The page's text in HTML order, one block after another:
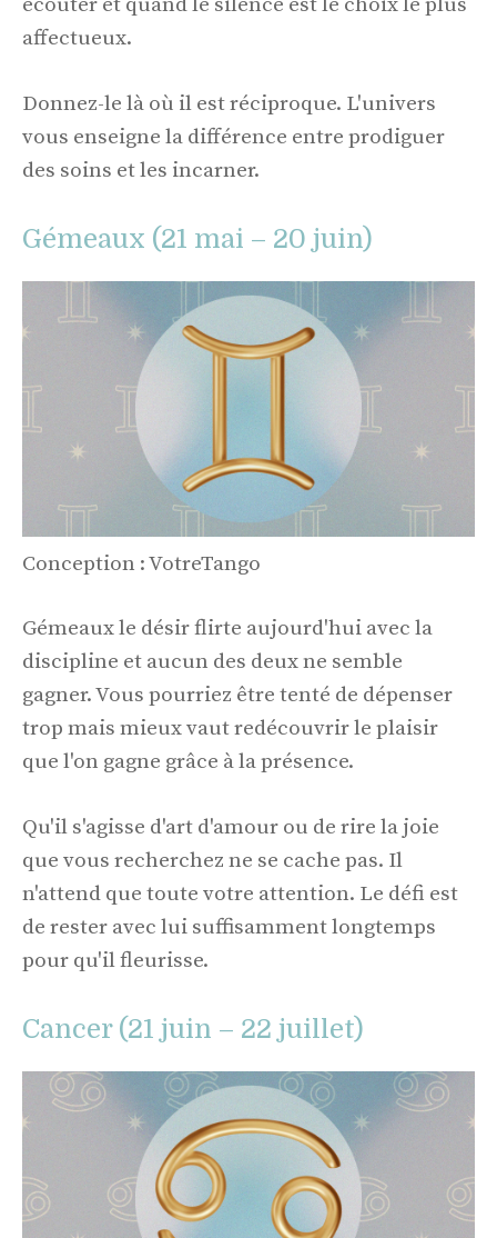
écouter et quand le silence est le choix le plus
affectueux.
Donnez-le là où il est réciproque. L'univers
vous enseigne la différence entre prodiguer
des soins et les incarner.
Gémeaux (21 mai – 20 juin)
Conception : VotreTango
Gémeaux le désir flirte aujourd'hui avec la
discipline et aucun des deux ne semble
gagner. Vous pourriez être tenté de dépenser
trop mais mieux vaut redécouvrir le plaisir
que l'on gagne grâce à la présence.
Qu'il s'agisse d'art d'amour ou de rire la joie
que vous recherchez ne se cache pas. Il
n'attend que toute votre attention. Le défi est
de rester avec lui suffisamment longtemps
pour qu'il fleurisse.
Cancer (21 juin – 22 juillet)